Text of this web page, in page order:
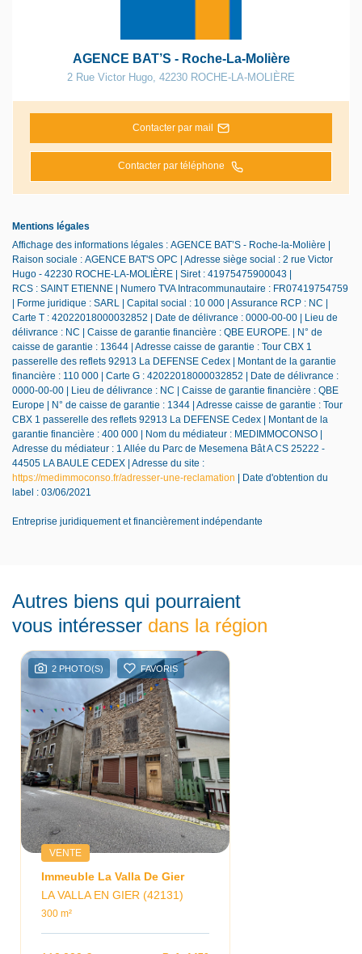
AGENCE BAT’S - Roche-La-Molière
2 Rue Victor Hugo 42230 ROCHE-LA-MOLIÈRE
Contacter par mail
Contacter par téléphone
Mentions légales
Affichage des informations légales : AGENCE BAT’S - Roche-la-Molière |
Raison sociale : AGENCE BAT'S OPC | Adresse siège social : 2 rue Victor
Hugo - 42230 ROCHE-LA-MOLIÈRE | Siret : 41975475900043 |
RCS : SAINT ETIENNE | Numero TVA Intracommunautaire : FR07419754759
| Forme juridique : SARL | Capital social : 10 000 | Assurance RCP : NC |
Carte T : 42022018000032852 | Date de délivrance : 0000-00-00 | Lieu de
délivrance : NC | Caisse de garantie financière : QBE EUROPE. | N° de
caisse de garantie : 13644 | Adresse caisse de garantie : Tour CBX 1
passerelle des reflets 92913 La DEFENSE Cedex | Montant de la garantie
financière : 110 000 | Carte G : 42022018000032852 | Date de délivrance :
0000-00-00 | Lieu de délivrance : NC | Caisse de garantie financière : QBE
Europe | N° de caisse de garantie : 1344 | Adresse caisse de garantie : Tour
CBX 1 passerelle des reflets 92913 La DEFENSE Cedex | Montant de la
garantie financière : 400 000 | Nom du médiateur : MEDIMMOCONSO |
Adresse du médiateur : 1 Allée du Parc de Mesemena Bât A CS 25222 -
44505 LA BAULE CEDEX | Adresse du site :
https://medimmoconso.fr/adresser-une-reclamation | Date d'obtention du
label : 03/06/2021
Entreprise juridiquement et financièrement indépendante
Autres biens qui pourraient
vous intéresser dans la région
2 PHOTO(S) FAVORIS
VENTE
Immeuble La Valla De Gier
LA VALLA EN GIER (42131)
300 m²